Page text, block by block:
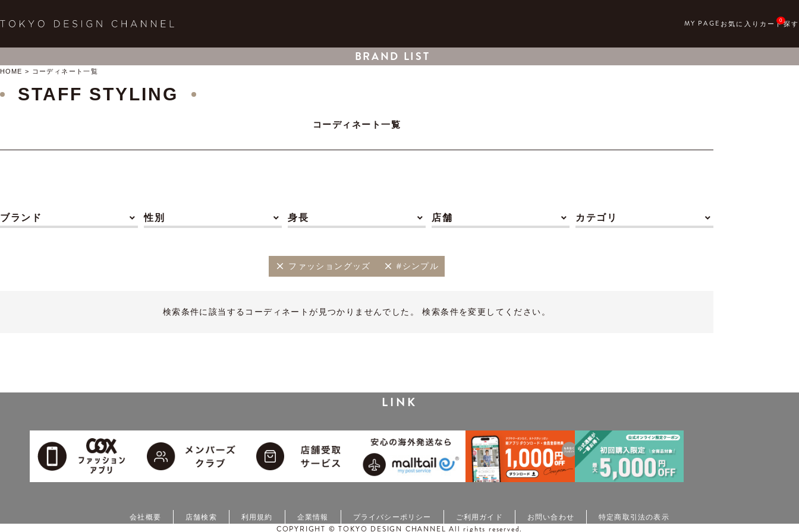
0
BRAND LIST
HOME コーディネート一覧
STAFF STYLING
コーディネート一覧
ブランド 性別 身長 店舗 カテゴリ
ファッショングッズ #シンプル
検索条件に該当するコーディネートが見つかりませんでした。 検索条件を変更してください。
LINK
会社概要 店舗検索 利用規約 企業情報 プライバシーポリシー ご利用ガイド お問い合わせ 特定商取引法の表示
COPYRIGHT © TOKYO DESIGN CHANNEL All rights reserved.